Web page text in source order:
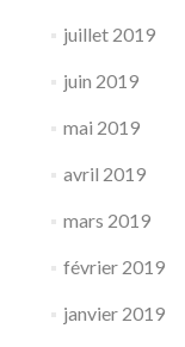
juillet 2019
juin 2019
mai 2019
avril 2019
mars 2019
février 2019
janvier 2019